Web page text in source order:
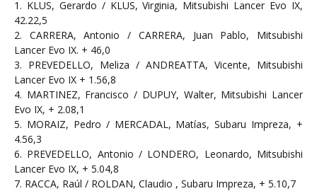
1. KLUS, Gerardo / KLUS, Virginia, Mitsubishi Lancer Evo IX,
42.22,5
2. CARRERA, Antonio / CARRERA, Juan Pablo, Mitsubishi
Lancer Evo IX. + 46,0
3. PREVEDELLO, Meliza / ANDREATTA, Vicente, Mitsubishi
Lancer Evo IX + 1.56,8
4. MARTINEZ, Francisco / DUPUY, Walter, Mitsubishi Lancer
Evo IX, + 2.08,1
5. MORAIZ, Pedro / MERCADAL, Matías, Subaru Impreza, +
4.56,3
6. PREVEDELLO, Antonio / LONDERO, Leonardo, Mitsubishi
Lancer Evo IX, + 5.04,8
7. RACCA, Raúl / ROLDAN, Claudio , Subaru Impreza, + 5.10,7